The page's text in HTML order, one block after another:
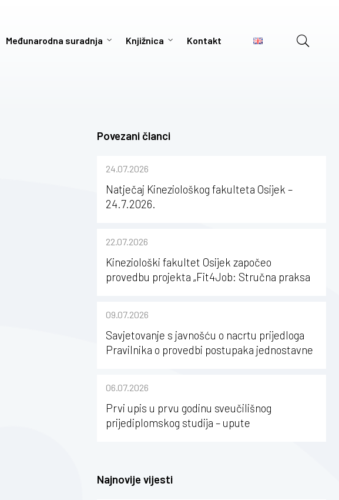
Međunarodna suradnja Knjižnica Kontakt
Povezani članci
24.07.2026
Natječaj Kineziološkog fakulteta Osijek –
24.7.2026.
22.07.2026
Kineziološki fakultet Osijek započeo
provedbu projekta „Fit4Job: Stručna praksa
09.07.2026
Savjetovanje s javnošću o nacrtu prijedloga
Pravilnika o provedbi postupaka jednostavne
Strossmayera u Osijeku
06.07.2026
Prvi upis u prvu godinu sveučilišnog
prijediplomskog studija – upute
Najnovije vijesti